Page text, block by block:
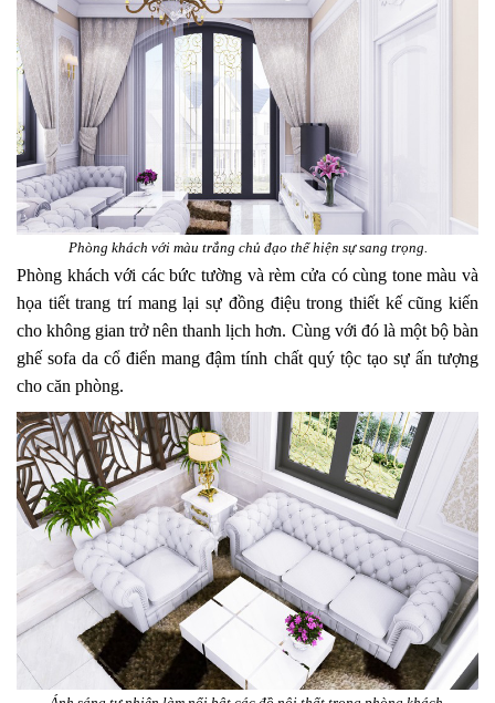
Phòng khách với màu trắng chủ đạo thể hiện sự sang trọng.
Phòng khách với các bức tường và rèm cửa có cùng tone màu và
họa tiết trang trí mang lại sự đồng điệu trong thiết kế cũng kiến
cho không gian trở nên thanh lịch hơn. Cùng với đó là một bộ bàn
ghế sofa da cổ điển mang đậm tính chất quý tộc tạo sự ấn tượng
cho căn phòng.